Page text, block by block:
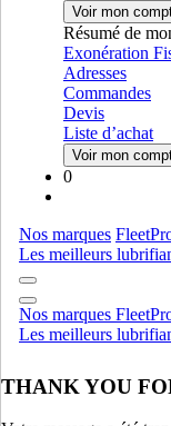
Voir mon
Résumé de
Exonération
Adresses
Commandes
Devis
Liste d’achat
Voir mon
0
Nos marques
Les meilleurs
Nos marques
Les meilleurs
THANK YOU
ÉQUIPEMENTALL
Ramasseuses-presses
Presse À Balle
Presses A Balles
Ramasseuses-presses
Accessoires
Produits commerciaux
Équipement de
Equipment De